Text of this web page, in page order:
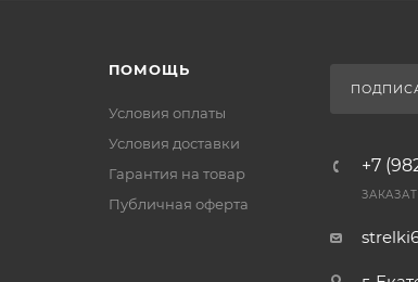
ПОМОЩЬ
Условия оплаты
Условия доставки
Гарантия на товар
Публичная оферта
+7